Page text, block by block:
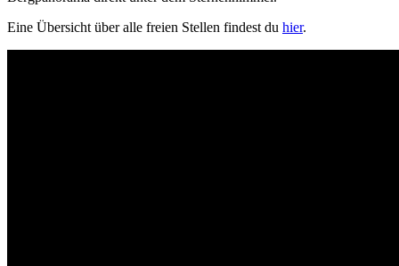
Eine Übersicht über alle freien Stellen findest du hier.